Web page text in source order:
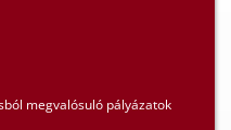
megvalósuló pályázatok